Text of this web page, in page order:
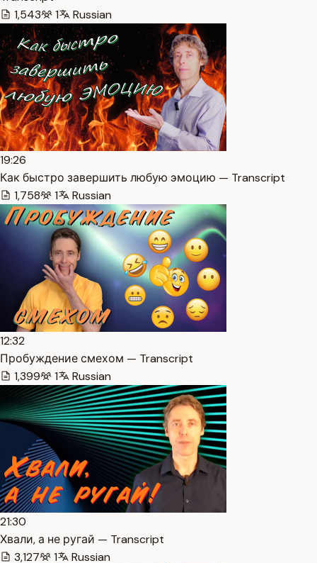
1,543
1 Russian
19:26
Как быстро завершить любую эмоцию — Transcript
1,758
1 Russian
12:32
Пробуждение смехом — Transcript
1,399
1 Russian
21:30
Хвали, а не ругай — Transcript
3,127
1 Russian